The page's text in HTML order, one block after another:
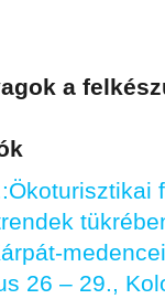
a
26 – 29.,